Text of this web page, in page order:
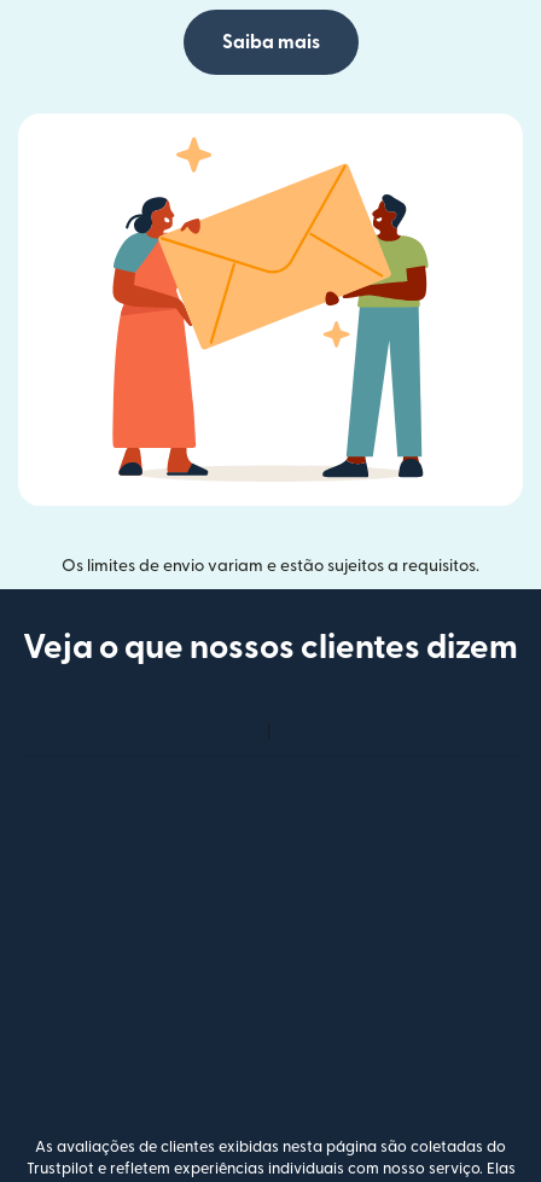
Saiba mais
Os limites de envio variam e estão sujeitos a requisitos.
Veja o que nossos clientes dizem
As avaliações de clientes exibidas nesta página são coletadas do
Trustpilot e refletem experiências individuais com nosso serviço. Elas